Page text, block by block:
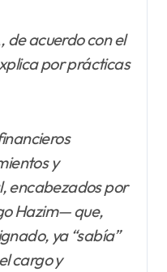
de acuerdo con el
por prácticas
y
encabezados por
Hazim— que,
ya “sabía”
cargo y